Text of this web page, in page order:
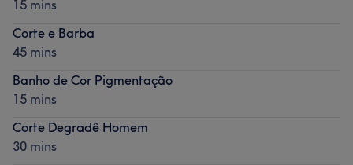
15 mins
Corte e Barba
45 mins
Banho de Cor Pigmentação
15 mins
Corte Degradê Homem
30 mins